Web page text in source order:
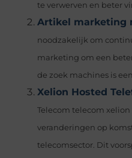
te verwerven en beter
Artikel marketing
noodzakelijk om
marketing om een
de zoek machines is
Xelion Hosted
Telecom telecom xelion
veranderingen op
telecomsector. Dit